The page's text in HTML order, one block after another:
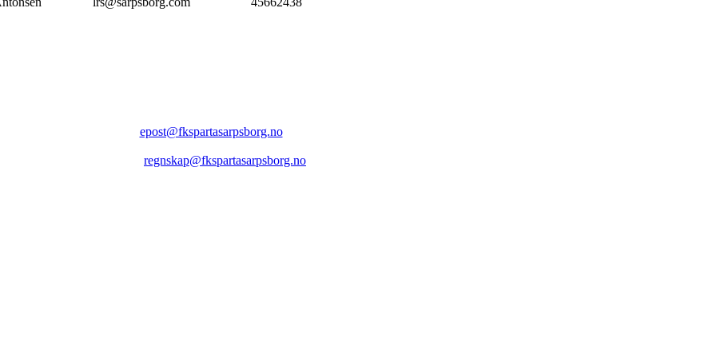
epost@fkspartasarpsborg.no
regnskap@fkspartasarpsborg.no